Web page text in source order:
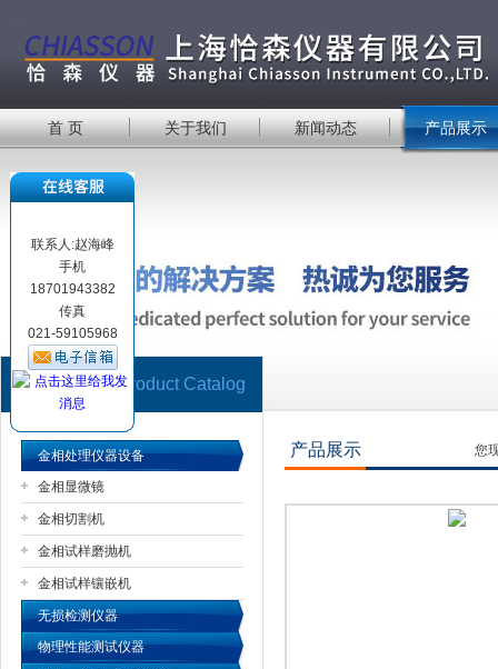
公司名称
首 页 关于我们 新闻动态 产品展示
产品目录 Product Catalog
金相处理仪器设备
金相显微镜
金相切割机
金相试样磨抛机
金相试样镶嵌机
无损检测仪器
物理性能测试仪器
产品展示 您
联系人:赵海峰
手机
18701943382
传真
021-59105968